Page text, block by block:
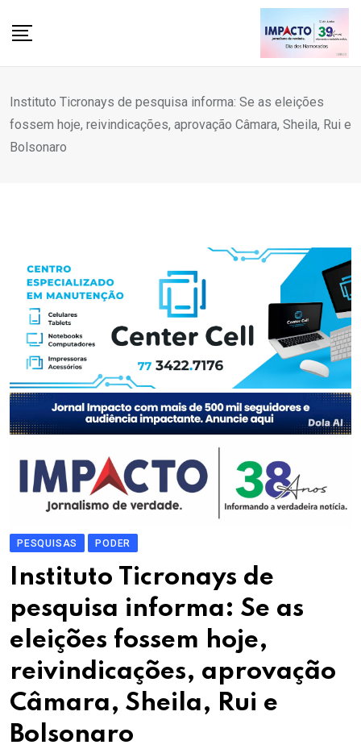
Instituto Ticronays de pesquisa informa: Se as eleições
fossem hoje, reivindicações, aprovação Câmara, Sheila, Rui e
Bolsonaro
PESQUISAS PODER
Instituto Ticronays de
pesquisa informa: Se as
eleições fossem hoje,
reivindicações, aprovação
Câmara, Sheila, Rui e
Bolsonaro